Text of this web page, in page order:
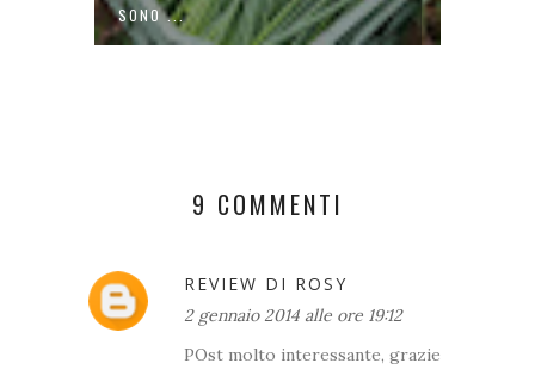
SONO ...
9 COMMENTI
REVIEW DI ROSY
2 gennaio 2014 alle ore 19:12
POst molto interessante, grazie